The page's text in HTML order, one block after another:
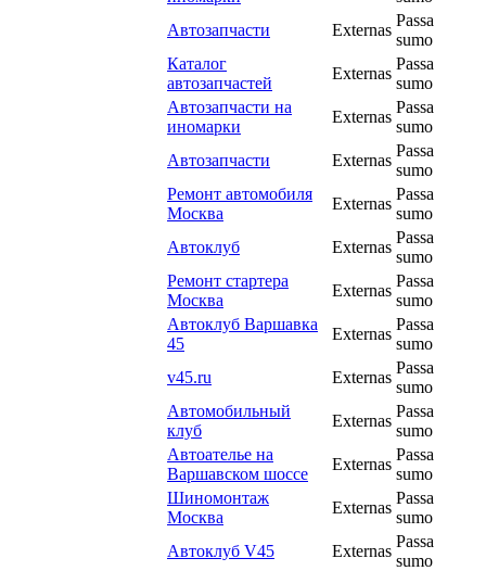
Автозапчасти
Externas
Passa
sumo
Каталог
автозапчастей
Externas
Passa
sumo
Автозапчасти на
иномарки
Externas
Passa
sumo
Автозапчасти
Externas
Passa
sumo
Ремонт автомобиля
Москва
Externas
Passa
sumo
Автоклуб
Externas
Passa
sumo
Ремонт стартера
Москва
Externas
Passa
sumo
Автоклуб Варшавка
45
Externas
Passa
sumo
v45.ru
Externas
Passa
sumo
Автомобильный
клуб
Externas
Passa
sumo
Автоателье на
Варшавском шоссе
Externas
Passa
sumo
Шиномонтаж
Москва
Externas
Passa
sumo
Автоклуб V45
Externas
Passa
sumo